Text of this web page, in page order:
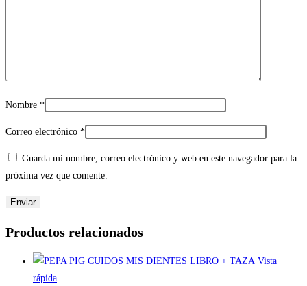
Nombre *
Correo electrónico *
Guarda mi nombre, correo electrónico y web en este navegador para la
próxima vez que comente.
Productos relacionados
Vista
rápida